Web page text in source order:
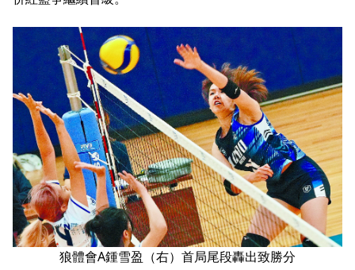
狼體會A鍾雪盈（右）首局尾段轟出致勝分